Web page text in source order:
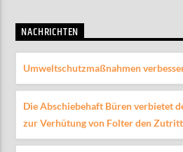
NACHRICHTEN
Umweltschutzmaßnahmen
Die Abschiebehaft Büren verbietet
zur Verhütung von Folter den Zutritt